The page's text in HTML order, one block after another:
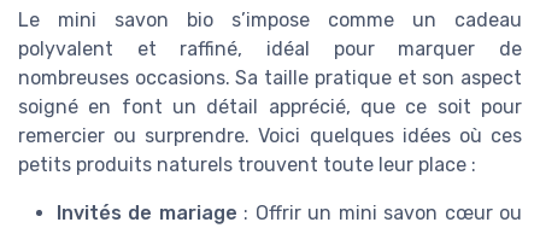
Le mini savon bio s’impose comme un cadeau
polyvalent et raffiné, idéal pour marquer de
nombreuses occasions. Sa taille pratique et son aspect
soigné en font un détail apprécié, que ce soit pour
remercier ou surprendre. Voici quelques idées où ces
petits produits naturels trouvent toute leur place :
Invités de mariage : Offrir un mini savon cœur ou